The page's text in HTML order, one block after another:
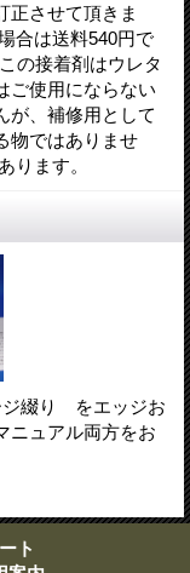
正させて頂きま
合は送料540円で
の接着剤はウレタ
ご使用にならない
が、補修用として
物ではありませ
ります。
ジ綴り をエッジお
ニュアル両方をお
ト